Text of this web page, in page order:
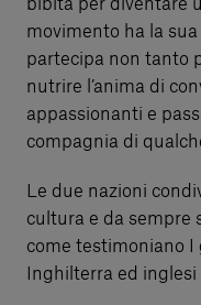
bibita per diventare
movimento ha la
partecipa non tanto
nutrire l’anima di
appassionanti e
compagnia di
Le due nazioni
cultura e da sempre
come testimoniano
Inghilterra ed inglesi